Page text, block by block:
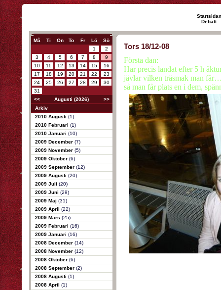
Startsidan
Debatt
Må Ti On To Fr Lö
Sö
1
2
3
4 5 6 7 8
9
10
11 12 13 14 15
16
17
18 19 20 21 22
23
24
25 26 27 28 29
30
31
<<
Augusti (2026)
>>
Arkiv
2010 Augusti (1)
2010 Februari (1)
2010 Januari (10)
2009 December (7)
2009 November (5)
2009 Oktober (6)
2009 September (12)
2009 Augusti (20)
2009 Juli (20)
2009 Juni (29)
2009 Maj (31)
2009 April (22)
2009 Mars (25)
2009 Februari (16)
2009 Januari (16)
2008 December (14)
2008 November (12)
2008 Oktober (6)
2008 September (2)
2008 Augusti (1)
2008 April (1)
Tors 18/12-08
Första dan:
Har precis landat efter 5 h
jävlar vilken träsmak man
så man får plats en i dem,